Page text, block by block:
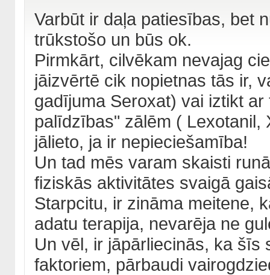
Varbūt ir daļa patiesības, bet
trūkstošo un būs ok.
Pirmkārt, cilvēkam nevajag
jāizvērtē cik nopietnas tās ir,
gadījuma Seroxat) vai iztikt
palīdzības" zālēm ( Lexotanil,
jālieto, ja ir nepieciešamība!
Un tad mēs varam skaisti
fiziskās aktivitātes svaigā
Starpcitu, ir zināma meitene,
adatu terapija, nevarēja ne
Un vēl, ir jāpārliecinās, ka šīs
faktoriem, pārbaudi